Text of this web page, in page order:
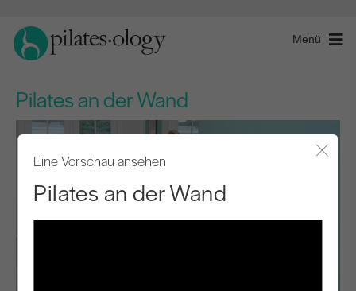
Menü
Pilates an der Wand
Eine Vorschau ansehen
Pilates an der Wand